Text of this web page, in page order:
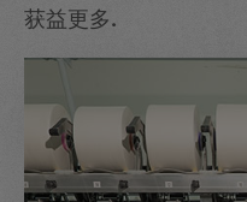
获益更多.